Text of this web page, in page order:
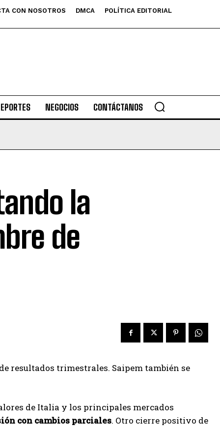
CON NOSOTROS DMCA POLÍTICA EDITORIAL
NEGOCIOS CONTÁCTANOS
la
de
resultados trimestrales. Saipem también se
de Italia y los principales mercados
con cambios parciales. Otro cierre positivo de